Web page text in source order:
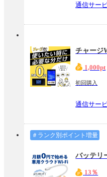
通信サー
チャージ
1,000pt
初回購入
通信サー
＃ランク別ポイント増量
バッテリ
13％